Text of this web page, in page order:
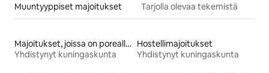
Muuntyyppiset majoitukset Tarjolla olevaa tekemistä
Majoitukset, joissa on poreallas
Yhdistynyt kuningaskunta
Hostellimajoitukset
Yhdistynyt kuningaskunta